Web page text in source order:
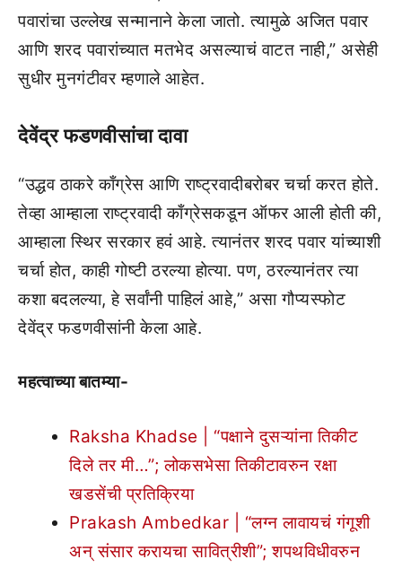
पवारांचा उल्लेख सन्मानाने केला जातो. त्यामुळे अजित पवार
आणि शरद पवारांच्यात मतभेद असल्याचं वाटत नाही,” असेही
सुधीर मुनगंटीवर म्हणाले आहेत.
देवेंद्र फडणवीसांचा दावा
“उद्धव ठाकरे काँग्रेस आणि राष्ट्रवादीबरोबर चर्चा करत होते.
तेव्हा आम्हाला राष्ट्रवादी काँग्रेसकडून ऑफर आली होती की,
आम्हाला स्थिर सरकार हवं आहे. त्यानंतर शरद पवार यांच्याशी
चर्चा होत, काही गोष्टी ठरल्या होत्या. पण, ठरल्यानंतर त्या
कशा बदलल्या, हे सर्वांनी पाहिलं आहे,” असा गौप्यस्फोट
देवेंद्र फडणवीसांनी केला आहे.
महत्वाच्या बातम्या-
Raksha Khadse | “पक्षाने दुसऱ्यांना तिकीट
दिले तर मी…”; लोकसभेसा तिकीटावरुन रक्षा
खडसेंची प्रतिक्रिया
Prakash Ambedkar | “लग्न लावायचं गंगूशी
अन् संसार करायचा सावित्रीशी”; शपथविधीवरुन